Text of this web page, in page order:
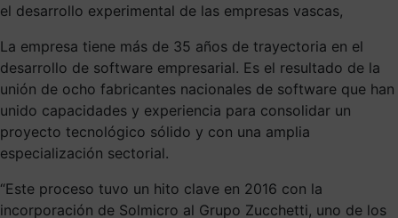
el desarrollo experimental de las empresas vascas,
La empresa tiene más de 35 años de trayectoria en el
desarrollo de software empresarial. Es el resultado de la
unión de ocho fabricantes nacionales de software que han
unido capacidades y experiencia para consolidar un
proyecto tecnológico sólido y con una amplia
especialización sectorial.
“Este proceso tuvo un hito clave en 2016 con la
incorporación de Solmicro al Grupo Zucchetti, uno de los